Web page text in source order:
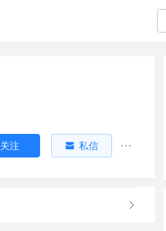
关注 私信